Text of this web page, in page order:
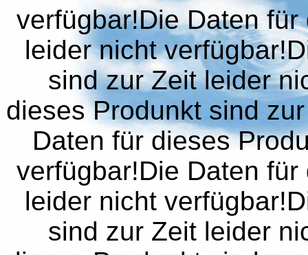
verfügbar!Die Daten
leider nicht
sind zur Zeit leider
dieses Produnkt sind
Daten für dieses
verfügbar!Die Daten
leider nicht
sind zur Zeit leider